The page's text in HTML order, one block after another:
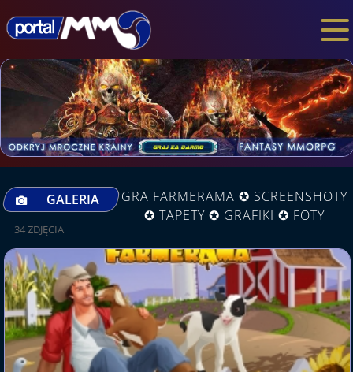
GALERIA
GRA FARMERAMA ✪ SCREENSHOTY
✪ TAPETY ✪ GRAFIKI ✪ FOTY
34 ZDJĘCIA